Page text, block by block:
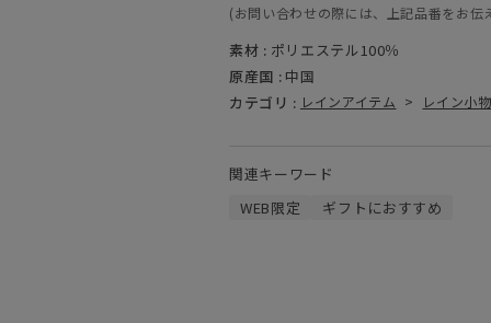
(お問い合わせの際には、上記品番をお伝
素材 : ポリエステル100％
原産国 : 中国
カテゴリ : レインアイテム > レイン小物
関連キーワード
WEB限定
ギフトにおすすめ